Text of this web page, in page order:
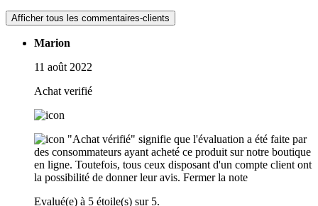
Afficher tous les commentaires-clients
Marion
11 août 2022
Achat verifié
"Achat vérifié" signifie que l'évaluation a été faite par
des consommateurs ayant acheté ce produit sur notre boutique
en ligne. Toutefois, tous ceux disposant d'un compte client ont
la possibilité de donner leur avis. Fermer la note
Evalué(e) à 5 étoile(s) sur 5.